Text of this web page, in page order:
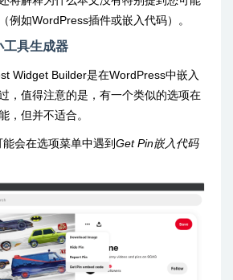
例如WordPress插件或嵌入代码）。
具生成器
Widget Builder是在WordPress中嵌入
，值得注意的是，有一个类似的选项在
，但并不适合。
会在选项菜单中遇到Get Pin嵌入代码